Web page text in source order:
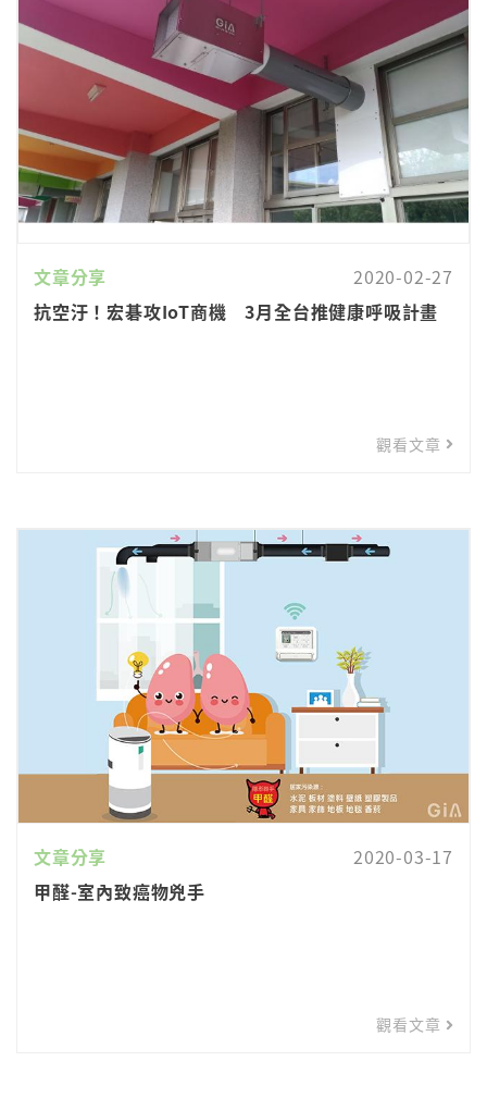
文章分享
2020-02-27
抗空汙！宏碁攻IoT商機 3月全台推健康呼吸計畫
觀看文章
文章分享
2020-03-17
甲醛-室內致癌物兇手
觀看文章